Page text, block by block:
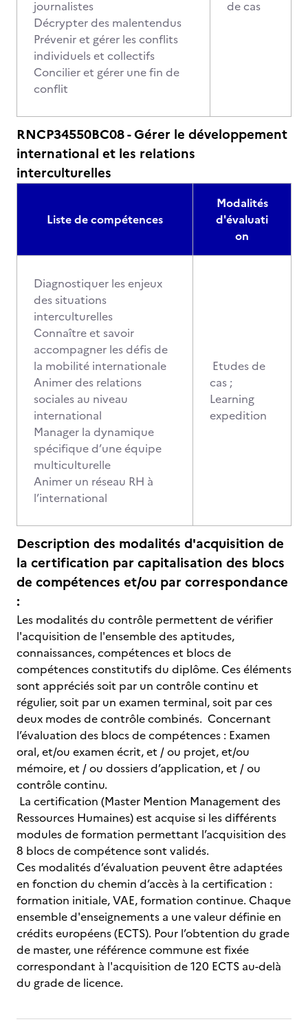
journalistes
Décrypter des malentendus
Prévenir et gérer les conflits
individuels et collectifs
Concilier et gérer une fin de
conflit
de cas
RNCP34550BC08 - Gérer le développement
international et les relations
interculturelles
Liste de compétences
Modalités
d'évaluati
on
Diagnostiquer les enjeux
des situations
interculturelles
Connaître et savoir
accompagner les défis de
la mobilité internationale
Animer des relations
sociales au niveau
international
Manager la dynamique
spécifique d’une équipe
multiculturelle
Animer un réseau RH à
l’international
Etudes de
cas ;
Learning
expedition
Description des modalités d'acquisition de
la certification par capitalisation des blocs
de compétences et/ou par correspondance
:
Les modalités du contrôle permettent de vérifier
l'acquisition de l'ensemble des aptitudes,
connaissances, compétences et blocs de
compétences constitutifs du diplôme. Ces éléments
sont appréciés soit par un contrôle continu et
régulier, soit par un examen terminal, soit par ces
deux modes de contrôle combinés. Concernant
l’évaluation des blocs de compétences : Examen
oral, et/ou examen écrit, et / ou projet, et/ou
mémoire, et / ou dossiers d’application, et / ou
contrôle continu.
La certification (Master Mention Management des
Ressources Humaines) est acquise si les différents
modules de formation permettant l’acquisition des
8 blocs de compétence sont validés.
Ces modalités d’évaluation peuvent être adaptées
en fonction du chemin d’accès à la certification :
formation initiale, VAE, formation continue. Chaque
ensemble d'enseignements a une valeur définie en
crédits européens (ECTS). Pour l’obtention du grade
de master, une référence commune est fixée
correspondant à l'acquisition de 120 ECTS au-delà
du grade de licence.